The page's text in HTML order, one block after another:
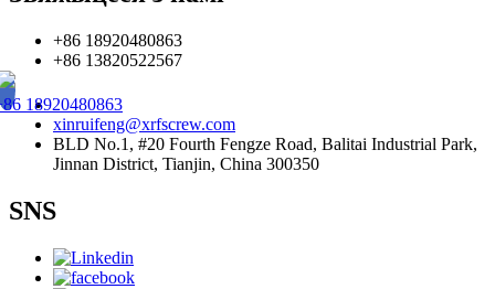
+86 18920480863
+86 13820522567
18920480863
xinruifeng@xrfscrew.com
BLD No.1, #20 Fourth Fengze Road, Balitai Industrial Park,
Jinnan District, Tianjin, China 300350
SNS